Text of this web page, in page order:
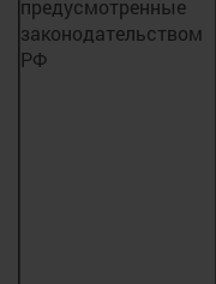
предусмотренные
законодательством
РФ